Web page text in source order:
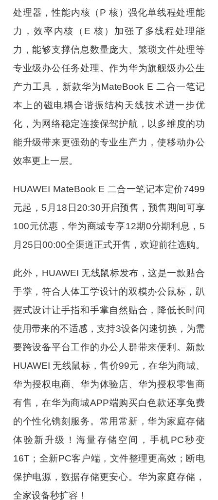
处理器，性能内核（P 核）强化单线程处理能
力，效率内核（E 核）加强了多线程处理能
力，能够支撑信息数量庞大、繁琐文件处理等
专业级办公任务处理。作为华为旗舰级办公生
产力工具，新款华为MateBook E 二合一笔记
本上的磁电耦合谐振结构天线技术进一步优
化，为网络稳定连接保驾护航，以多维度的功
能升级带来更强劲的专业生产力，使移动办公
效率更上一层。
HUAWEI MateBook E 二合一笔记本定价7499
元起，5月18日20:30开启预售，预售期间可享
100元优惠，华为商城专享12期0分期利息，5
月25日00:00全渠道正式开售，欢迎前往选购。
此外，HUAWEI 无线鼠标发布，这是一款贴合
手掌，符合人体工学设计的双模办公鼠标，趴
握式设计让手指和手掌自然贴合，降低长时间
使用带来的不适感，支持3设备闪速切换，为需
要跨设备平台工作的办公人群带来便利。新款
HUAWEI 无线鼠标，售价99元，在华为商城、
华为授权电商、华为体验店、华为授权零售商
有售，在华为商城APP端购买白色款还享免费
的个性化镌刻服务。常用常新，华为家庭存储
体验新升级！海量存储空间，手机PC秒变
16T；全新PC客户端，文件整理更高效；断电
保护电源，数据存储更安心。华为家庭存储，
全家设备秒扩容！